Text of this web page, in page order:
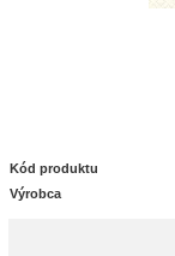
Kód produktu
Výrobca